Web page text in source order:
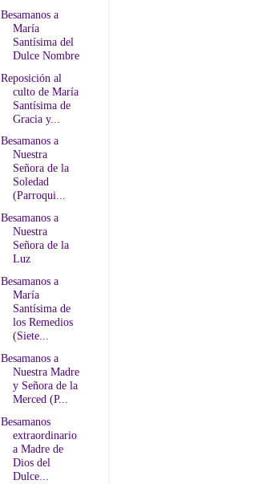
Besamanos a
María
Santísima del
Dulce Nombre
Reposición al
culto de María
Santísima de
Gracia y...
Besamanos a
Nuestra
Señora de la
Soledad
(Parroqui...
Besamanos a
Nuestra
Señora de la
Luz
Besamanos a
María
Santísima de
los Remedios
(Siete...
Besamanos a
Nuestra Madre
y Señora de la
Merced (P...
Besamanos
extraordinario
a Madre de
Dios del
Dulce...